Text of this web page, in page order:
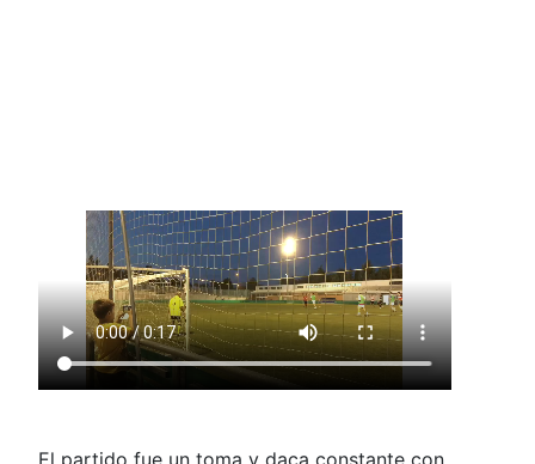
El partido fue un toma y daca constante con